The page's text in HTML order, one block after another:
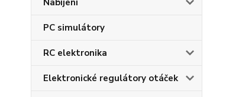
Nabíjení
PC simulátory
RC elektronika
Elektronické regulátory otáček